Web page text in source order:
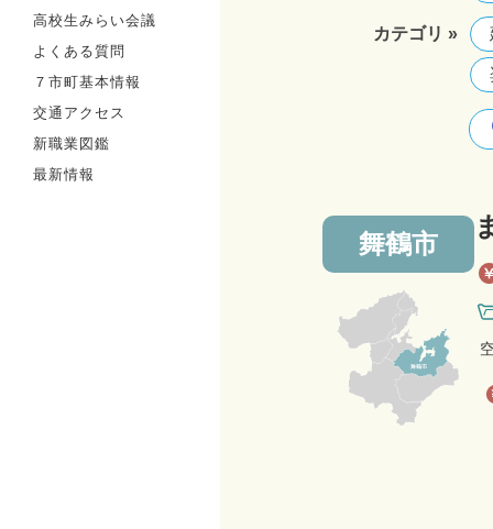
高校生みらい会議
よくある質問
７市町基本情報
交通アクセス
新職業図鑑
最新情報
カテゴリ »
舞鶴市